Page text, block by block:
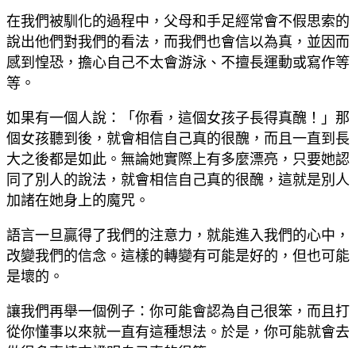
在我們被馴化的過程中，父母和手足經常會不假思索的
說出他們對我們的看法，而我們也會信以為真，並因而
感到惶恐，擔心自己不太會游泳、不擅長運動或寫作等
等。
如果有一個人說：「你看，這個女孩子長得真醜！」那
個女孩聽到後，就會相信自己真的很醜，而且一直到長
大之後都是如此。無論她實際上有多麼漂亮，只要她認
同了別人的說法，就會相信自己真的很醜，這就是別人
加諸在她身上的魔咒。
語言一旦贏得了我們的注意力，就能進入我們的心中，
改變我們的信念。這樣的轉變有可能是好的，但也可能
是壞的。
讓我們再舉一個例子：你可能會認為自己很笨，而且打
從你懂事以來就一直有這種想法。於是，你可能就會去